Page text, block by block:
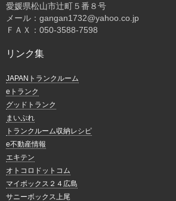
愛媛県松山市辻町５番８号
メール：gangan1732@yahoo.co.jp
ＦＡＸ：050-3588-7598
リンク集
JAPANトランクルーム
eトランク
グッドトランク
まいぷれ
トランクルーム収納レシピ
e不動産情報
エキテン
オトコロドットコム
マイボックス２４広島
サニーボックス上尾